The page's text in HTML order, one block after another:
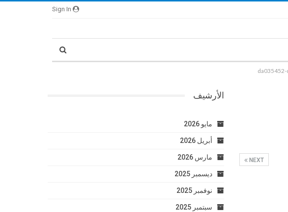
NEXT
الأرشيف
مايو 2026
أبريل 2026
مارس 2026
ديسمبر 2025
نوفمبر 2025
سبتمبر 2025